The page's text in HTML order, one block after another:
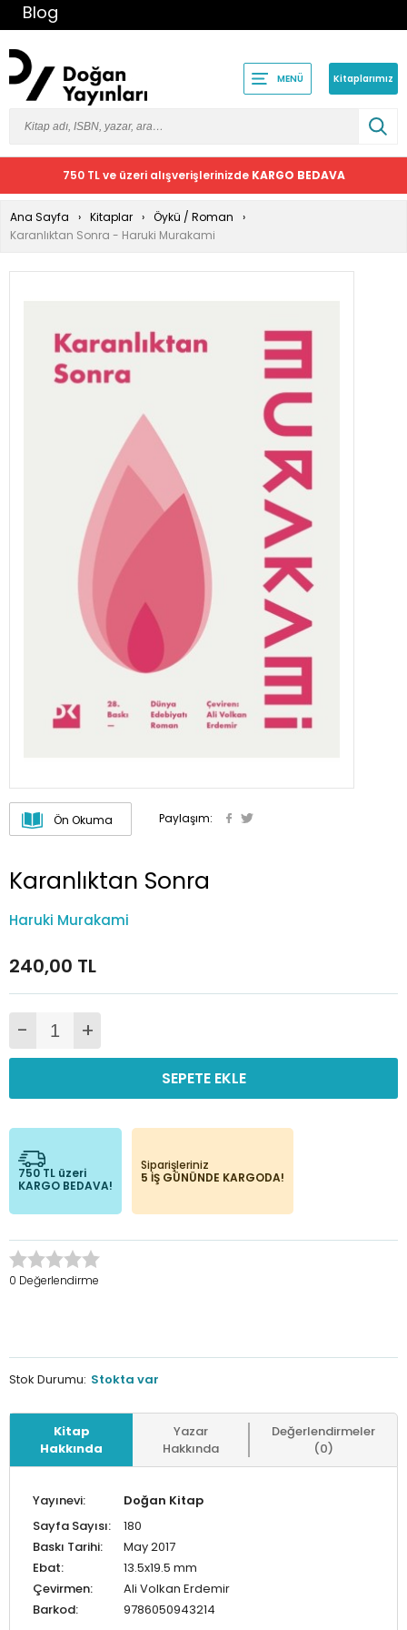
Blog
MENÜ Kitaplarımız
750 TL ve üzeri alışverişlerinizde KARGO BEDAVA
Ana Sayfa Kitaplar
Öykü / Roman
Karanlıktan Sonra - Haruki Murakami
Ön Okuma Paylaşım:
Karanlıktan Sonra
Haruki Murakami
240,00 TL
- +
SEPETE EKLE
750 TL üzeri
KARGO BEDAVA!
Siparişleriniz
5 İŞ GÜNÜNDE KARGODA!
0 Değerlendirme
Stok Durumu: Stokta var
Kitap
Hakkında
Yazar
Hakkında
Değerlendirmeler
(0)
Yayınevi:
Doğan Kitap
Sayfa Sayısı:
180
Baskı Tarihi:
May 2017
Ebat:
13.5x19.5 mm
Çevirmen:
Ali Volkan Erdemir
Barkod:
9786050943214